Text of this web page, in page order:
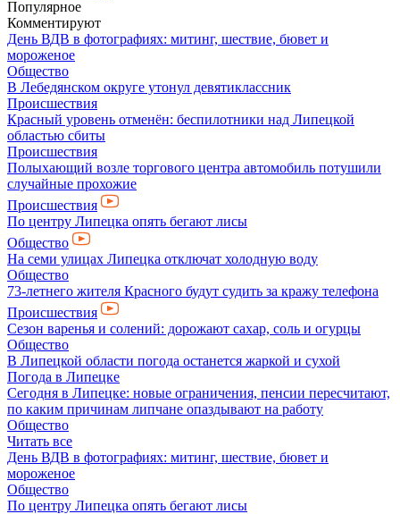
Популярное
Комментируют
День ВДВ в фотографиях: митинг, шествие, бювет и
мороженое
Общество
В Лебедянском округе утонул девятиклассник
Происшествия
Красный уровень отменён: беспилотники над Липецкой
областью сбиты
Происшествия
Полыхающий возле торгового центра автомобиль потушили
случайные прохожие
Происшествия
По центру Липецка опять бегают лисы
Общество
На семи улицах Липецка отключат холодную воду
Общество
73-летнего жителя Красного будут судить за кражу телефона
Происшествия
Сезон варенья и солений: дорожают сахар, соль и огурцы
Общество
В Липецкой области погода останется жаркой и сухой
Погода в Липецке
Сегодня в Липецке: новые ограничения, пенсии пересчитают,
по каким причинам липчане опаздывают на работу
Общество
Читать все
День ВДВ в фотографиях: митинг, шествие, бювет и
мороженое
Общество
По центру Липецка опять бегают лисы